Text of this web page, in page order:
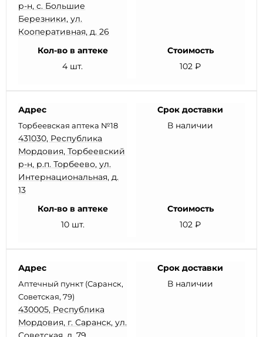
р-н, с. Большие
Березники, ул.
Кооперативная, д. 26
Кол-во в аптеке
4 шт.
Стоимость
102 ₽
Адрес
Торбеевская аптека №18
431030, Республика
Мордовия, Торбеевский
р-н, р.п. Торбеево, ул.
Интернациональная, д.
13
Срок доставки
В наличии
Кол-во в аптеке
10 шт.
Стоимость
102 ₽
Адрес
Аптечный пункт (Саранск,
Советская, 79)
430005, Республика
Мордовия, г. Саранск, ул.
Срок доставки
В наличии